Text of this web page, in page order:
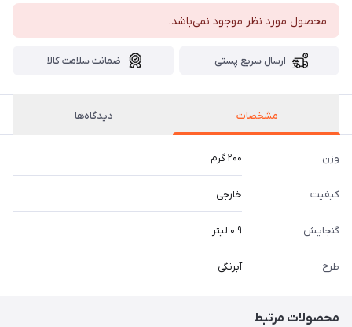
محصول مورد نظر موجود نمی‌باشد.
ارسال سریع پستی ضمانت سلامت کالا
مشخصات دیدگاه‌ها
وزن ۲۰۰ گرم
کیفیت خارجی
گنجایش ۰.۹ لیتر
طرح آبرنگی
محصولات مرتبط